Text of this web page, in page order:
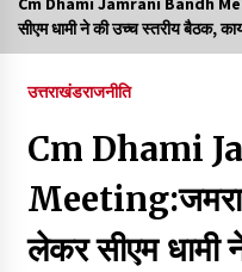
Minorities
कार्यक्रम में
Thought
Thought
सीएम धामी ने की उच्च स्तरीय बैठक,
उत्तराखंडराजनीति
Cm Dhami
लेकर सीएम धामी